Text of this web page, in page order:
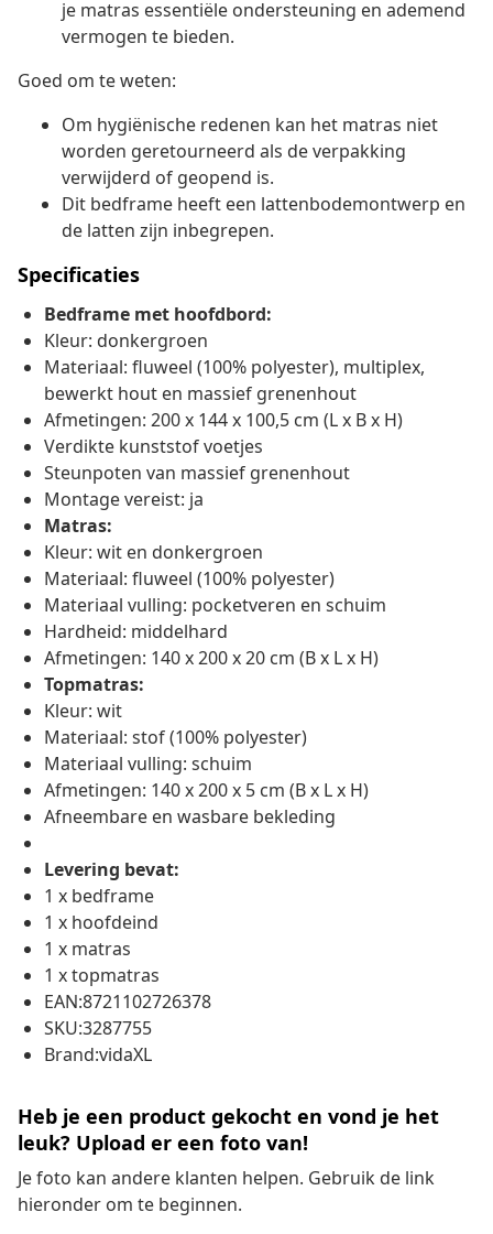
je matras essentiële ondersteuning en ademend
vermogen te bieden.
Goed om te weten:
Om hygiënische redenen kan het matras niet
worden geretourneerd als de verpakking
verwijderd of geopend is.
Dit bedframe heeft een lattenbodemontwerp en
de latten zijn inbegrepen.
Specificaties
Bedframe met hoofdbord:
Kleur: donkergroen
Materiaal: fluweel (100% polyester), multiplex,
bewerkt hout en massief grenenhout
Afmetingen: 200 x 144 x 100,5 cm (L x B x H)
Verdikte kunststof voetjes
Steunpoten van massief grenenhout
Montage vereist: ja
Matras:
Kleur: wit en donkergroen
Materiaal: fluweel (100% polyester)
Materiaal vulling: pocketveren en schuim
Hardheid: middelhard
Afmetingen: 140 x 200 x 20 cm (B x L x H)
Topmatras:
Kleur: wit
Materiaal: stof (100% polyester)
Materiaal vulling: schuim
Afmetingen: 140 x 200 x 5 cm (B x L x H)
Afneembare en wasbare bekleding
Levering bevat:
1 x bedframe
1 x hoofdeind
1 x matras
1 x topmatras
EAN:8721102726378
SKU:3287755
Brand:vidaXL
Heb je een product gekocht en vond je het
leuk? Upload er een foto van!
Je foto kan andere klanten helpen. Gebruik de link
hieronder om te beginnen.